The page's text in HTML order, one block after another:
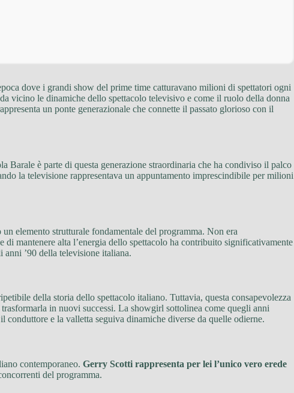
dove i grandi show del prime time catturavano milioni di spettatori ogni
vicino le dinamiche dello spettacolo televisivo e come il ruolo della donna
un ponte generazionale che connette il passato glorioso con il
Barale è parte di questa generazione straordinaria che ha condiviso il palco
la televisione rappresentava un appuntamento imprescindibile per milioni
un elemento strutturale fondamentale del programma. Non era
mantenere alta l’energia dello spettacolo ha contribuito significativamente
’90 della televisione italiana.
della storia dello spettacolo italiano. Tuttavia, questa consapevolezza
in nuovi successi. La showgirl sottolinea come quegli anni
e la valletta seguiva dinamiche diverse da quelle odierne.
contemporaneo. Gerry Scotti rappresenta per lei l’unico vero erede
del programma.